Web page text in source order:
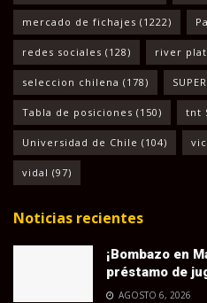
mercado de fichajes (1222)
redes sociales (128) river
seleccion chilena (178)
Tabla de posiciones (150) tnt
Universidad de Chile (104)
vidal (97)
Noticias recientes
¡Bombazo en
préstamo de
AGOSTO 6, 2026